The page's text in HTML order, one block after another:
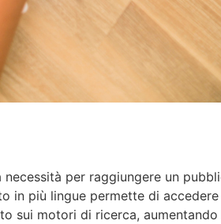
per raggiungere un
in più lingue permette di
sui motori di ricerca,